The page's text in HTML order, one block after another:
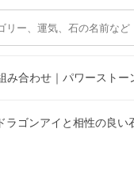
み合わせ｜パワーストー
ドラゴンアイと相性の良い